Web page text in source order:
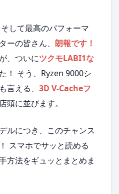
して最高のパフォーマ
ーの皆さん、 朗報です！
、ついにツクモLABI1な
！ そう、Ryzen 9000シ
言える、 3D V-Cacheフ
頭に並びます。
ルにつき、このチャンス
スマホでサッと読める
方法をギュッとまとめま